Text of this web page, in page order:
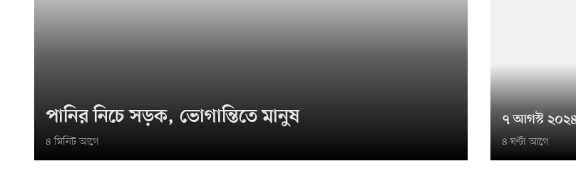
পানির নিচে সড়ক, ভোগান্তিতে মানুষ
৪ মিনিট আগে
৭ আগস্ট
৪ ঘণ্টা আগে